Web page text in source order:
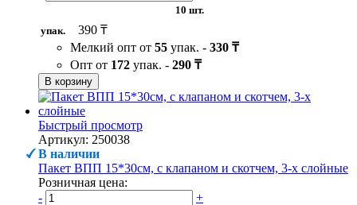
10 шт.
упак.
390 ₸
Мелкий опт от 55 упак. - 330 ₸
Опт от 172 упак. - 290 ₸
В корзину
Быстрый просмотр
Артикул: 250038
В наличии
Пакет ВПП 15*30см, с клапаном и скотчем, 3-х слойные
Розничная цена:
-
+